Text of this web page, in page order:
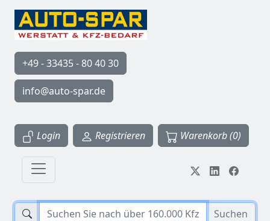
+49 - 33435 - 80 40 30
info@auto-spar.de
Login Registrieren Warenkorb (0)
Suchen